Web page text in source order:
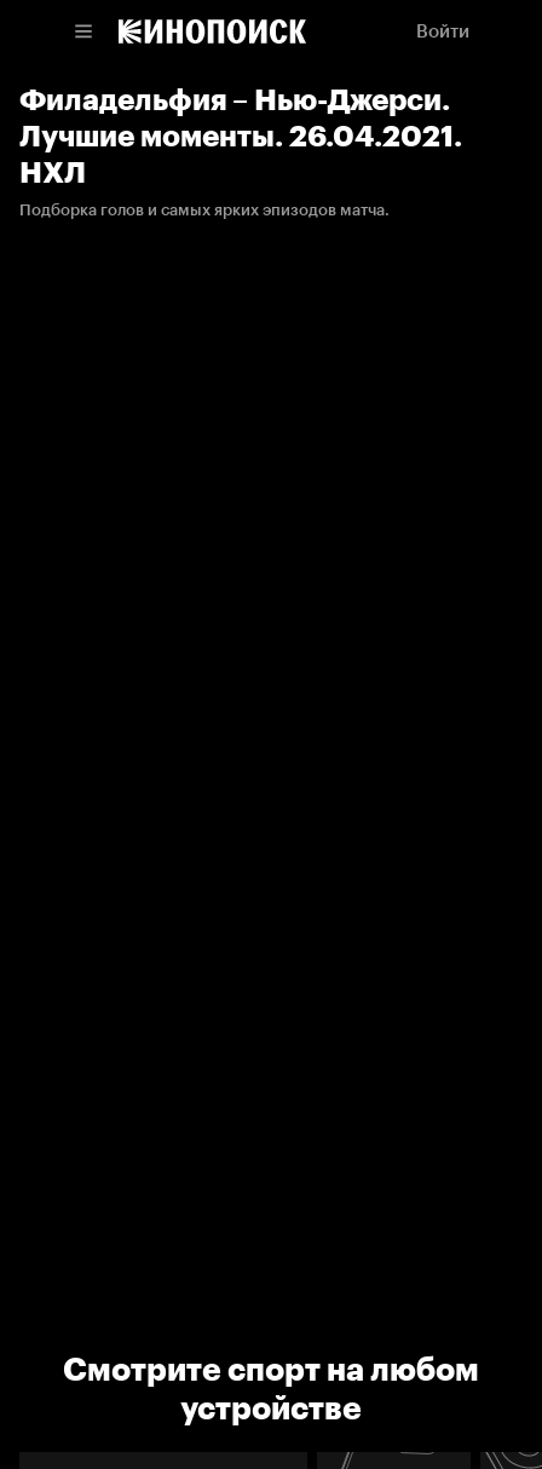
Войти
Филадельфия – Нью-Джерси.
Лучшие моменты. 26.04.2021.
НХЛ
Подборка голов и самых ярких эпизодов матча.
Смотрите спорт на любом
устройстве